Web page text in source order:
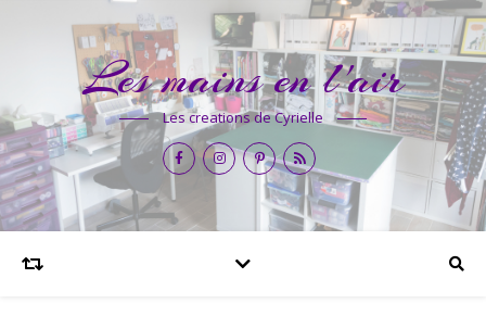
Les mains en l'air
Les creations de Cyrielle